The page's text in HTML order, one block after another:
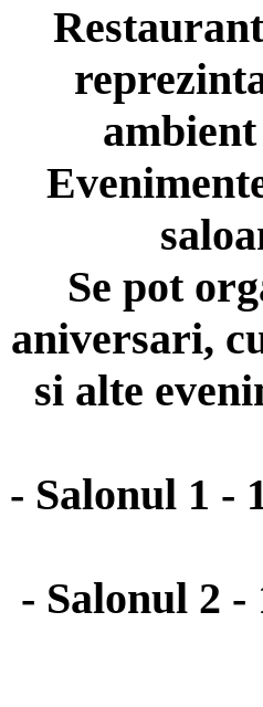
Se pot
aniversari,
si alte
- Salonul 1 -
- Salonul 2